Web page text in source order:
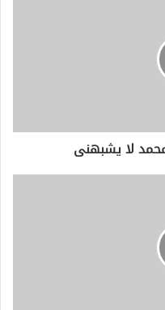
لا يشبهنى